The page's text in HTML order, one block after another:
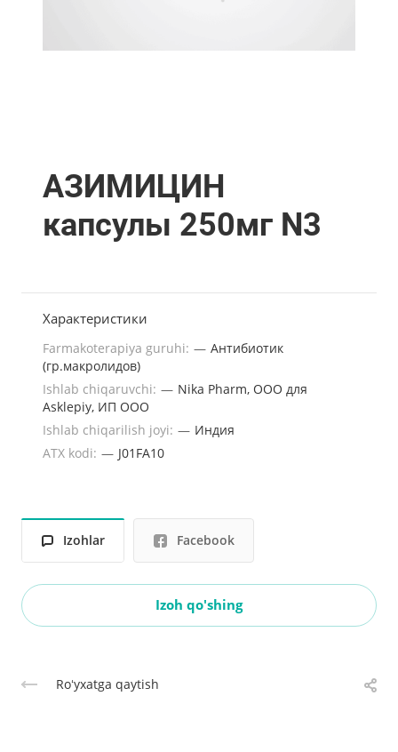
АЗИМИЦИН
капсулы 250мг N3
Характеристики
Farmakoterapiya guruhi: — Антибиотик
(гр.макролидов)
Ishlab chiqaruvchi: — Nika Pharm, ООО для
Asklepiy, ИП ООО
Ishlab chiqarilish joyi: — Индия
ATX kodi: — J01FA10
Izohlar Facebook
Izoh qo'shing
Roʻyxatga qaytish